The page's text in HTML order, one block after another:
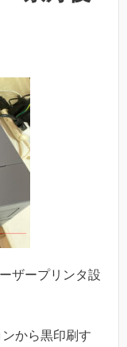
ザープリンタ設
から黒印刷す